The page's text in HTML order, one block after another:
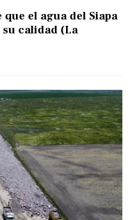
el agua del Siapa
calidad (La